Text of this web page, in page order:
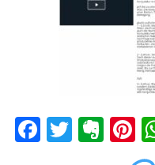
Facebook
Twitter